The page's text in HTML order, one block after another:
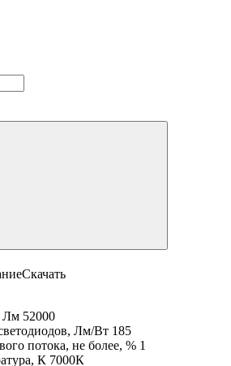
Скачать
Лм 52000
Лм/Вт 185
потока, не более, % 1
К 7000К